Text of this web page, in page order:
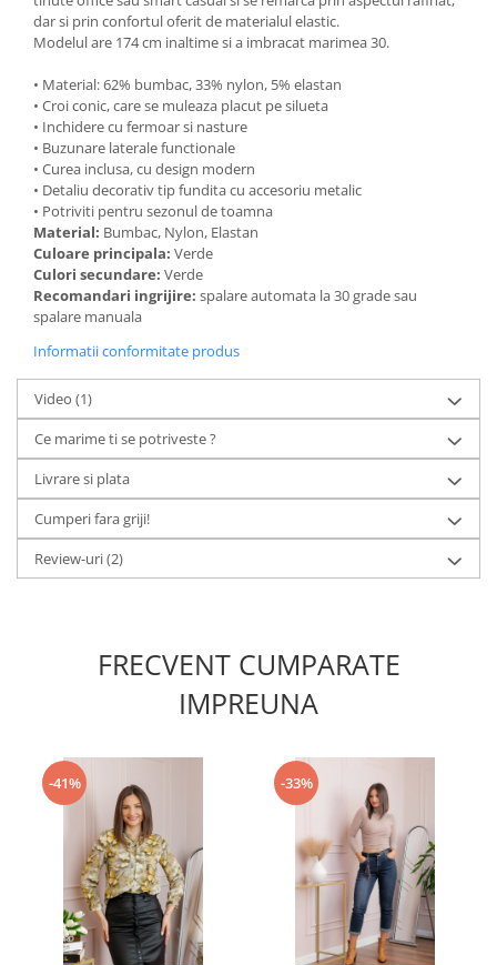
dar si prin confortul oferit de materialul elastic.
Modelul are 174 cm inaltime si a imbracat marimea 30.
• Material: 62% bumbac, 33% nylon, 5% elastan
• Croi conic, care se muleaza placut pe silueta
• Inchidere cu fermoar si nasture
• Buzunare laterale functionale
• Curea inclusa, cu design modern
• Detaliu decorativ tip fundita cu accesoriu metalic
• Potriviti pentru sezonul de toamna
Material: Bumbac, Nylon, Elastan
Culoare principala: Verde
Culori secundare: Verde
Recomandari ingrijire: spalare automata la 30 grade sau
spalare manuala
Informatii conformitate produs
Video (1)
Ce marime ti se potriveste ?
Livrare si plata
Cumperi fara griji!
Review-uri(2)
FRECVENT CUMPARATE
IMPREUNA
-41% -33%